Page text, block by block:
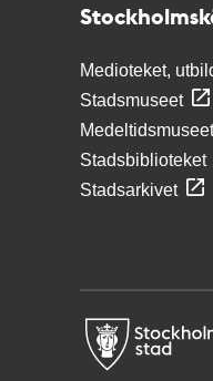
Medioteket,
Stadsmuseet
Medeltidsmuseet
Stadsbiblioteket
Stadsarkivet